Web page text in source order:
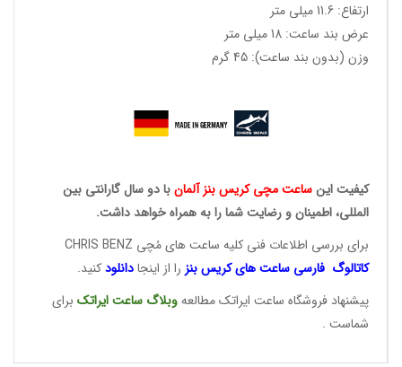
ارتفاع: 11.6 میلی متر
عرض بند ساعت: 18 میلی متر
وزن (بدون بند ساعت): 45 گرم
کیفیت اینساعت مچی کریسبنز آلمانبا دو سال گارانتی بین
المللی، اطمینان و رضایت شما را به همراه خواهد داشت.
برای بررسی اطلاعات فنی کلیه ساعت های مُچی CHRIS BENZ
کاتالوگ فارسی ساعت هایکریس بنز را از اینجادانلودکنید.
پیشنهاد فروشگاه ساعت ایراتک مطالعهوبلاگ ساعتایراتک برای
شماست .